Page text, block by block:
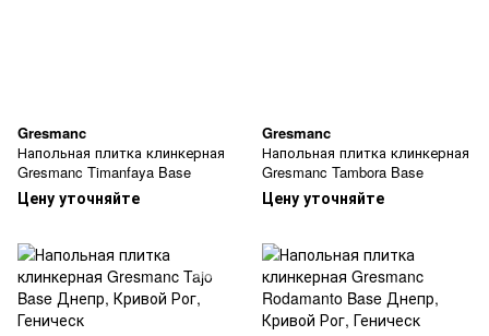
Gresmanc
Напольная плитка клинкерная
Gresmanc Timanfaya Base
Цену уточняйте
Gresmanc
Напольная плитка клинкерная
Gresmanc Tambora Base
Цену уточняйте